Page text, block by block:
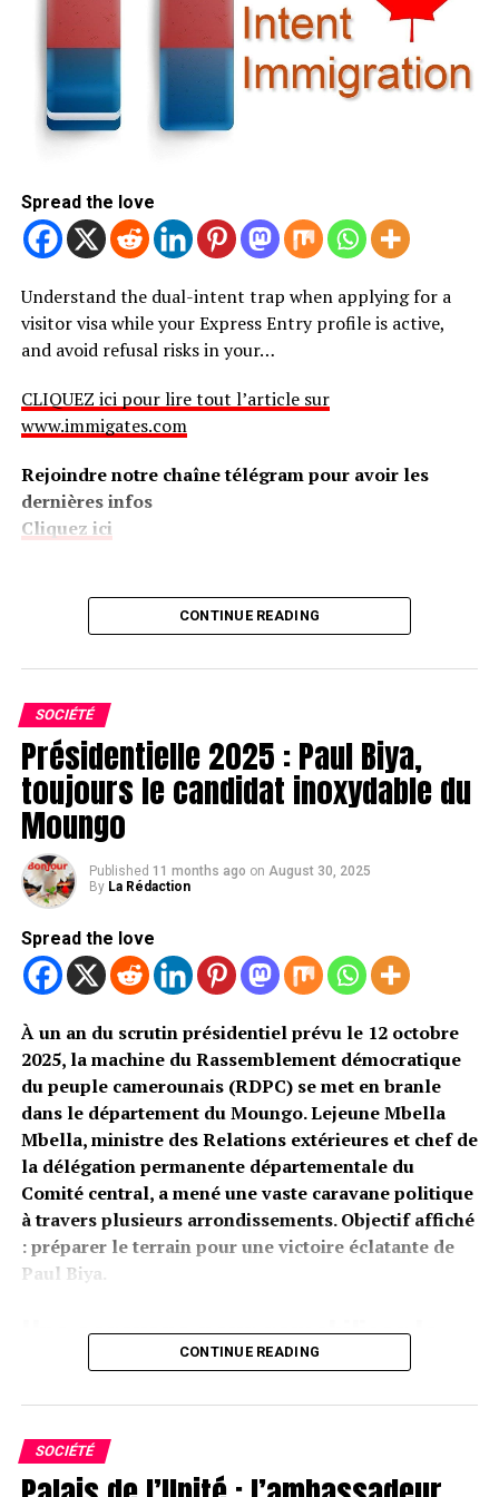
Spread the love
Understand the dual-intent trap when applying for a
visitor visa while your Express Entry profile is active,
and avoid refusal risks in your…
CLIQUEZ ici pour lire tout l’article sur
www.immigates.com
Rejoindre notre chaîne télégram pour avoir les
dernières infos
Cliquez ici
CONTINUE READING
SOCIÉTÉ
Présidentielle 2025 : Paul Biya,
toujours le candidat inoxydable du
Moungo
Published 11 months ago on August 30, 2025
By La Rédaction
Spread the love
À un an du scrutin présidentiel prévu le 12 octobre
2025, la machine du Rassemblement démocratique
du peuple camerounais (RDPC) se met en branle
dans le département du Moungo. Lejeune Mbella
Mbella, ministre des Relations extérieures et chef de
la délégation permanente départementale du
Comité central, a mené une vaste caravane politique
à travers plusieurs arrondissements. Objectif affiché
: préparer le terrain pour une victoire éclatante de
Paul Biya.
Une caravane pour remobiliser la
base du RDPC
tournée de Lejeune Mbella Mbella s’est poursuivie ce
week-end dans les grandes localités du Moungo.
CONTINUE READING
SOCIÉTÉ